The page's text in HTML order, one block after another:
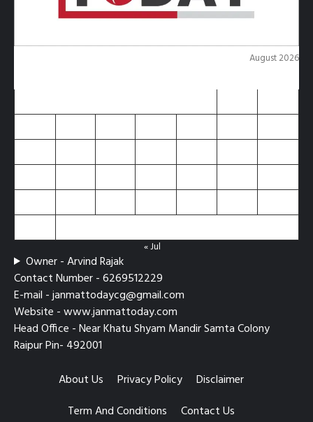
August 2026
« Jul
Owner - Arvind Rajak
Contact Number - 6269512229
E-mail - janmattodaycg@gmail.com
Website - www.janmattoday.com
Head Office - Near Khatu Shyam Mandir Samta Colony
Raipur Pin- 492001
About Us
Privacy Policy
Disclaimer
Term And Conditions
Contact Us